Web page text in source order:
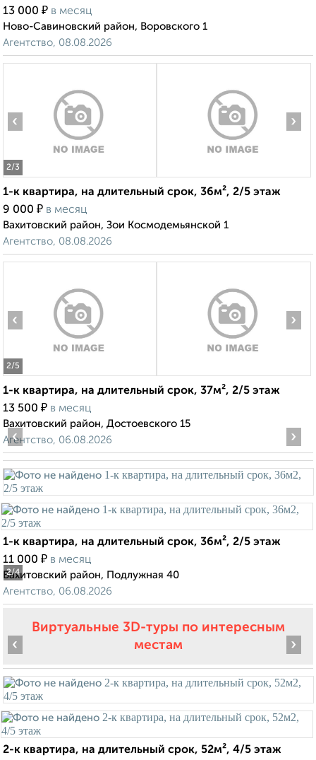
13 000 ₽ в месяц
Ново-Савиновский район, Воровского 1
Агентство, 08.08.2026
2/3
‹ ›
1-к квартира, на длительный срок, 36м², 2/5 этаж
9 000 ₽ в месяц
Вахитовский район, Зои Космодемьянской 1
Агентство, 08.08.2026
2/5
‹ ›
1-к квартира, на длительный срок, 37м², 2/5 этаж
13 500 ₽ в месяц
Вахитовский район, Достоевского 15
Агентство, 06.08.2026
2/4
‹ ›
1-к квартира, на длительный срок, 36м², 2/5 этаж
11 000 ₽ в месяц
Вахитовский район, Подлужная 40
Агентство, 06.08.2026
Виртуальные 3D-туры по интересным
местам
‹ ›
2-к квартира, на длительный срок, 52м², 4/5 этаж